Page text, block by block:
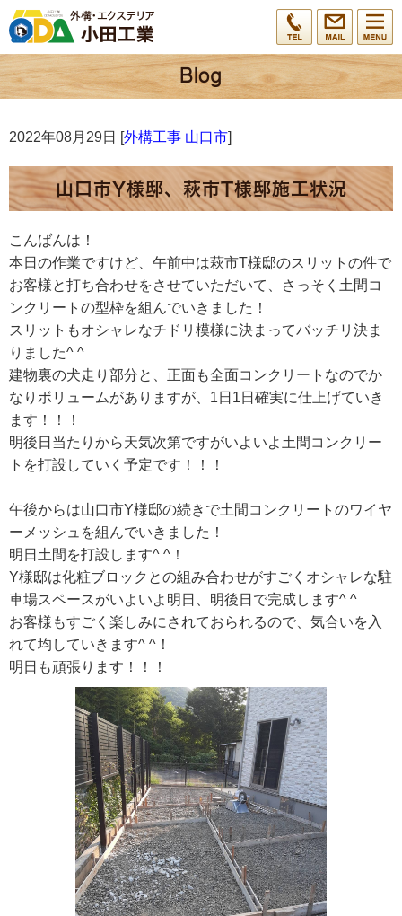
2022年08月29日 [外構工事 山口市]
山口市Y様邸、萩市T様邸施工状況
こんばんは！
本日の作業ですけど、午前中は萩市T様邸のスリットの件で
お客様と打ち合わせをさせていただいて、さっそく土間コ
ンクリートの型枠を組んでいきました！
スリットもオシャレなチドリ模様に決まってバッチリ決ま
りました^ ^
建物裏の犬走り部分と、正面も全面コンクリートなのでか
なりボリュームがありますが、1日1日確実に仕上げていき
ます！！！
明後日当たりから天気次第ですがいよいよ土間コンクリー
トを打設していく予定です！！！
午後からは山口市Y様邸の続きで土間コンクリートのワイヤ
ーメッシュを組んでいきました！
明日土間を打設します^ ^！
Y様邸は化粧ブロックとの組み合わせがすごくオシャレな駐
車場スペースがいよいよ明日、明後日で完成します^ ^
お客様もすごく楽しみにされておられるので、気合いを入
れて均していきます^ ^！
明日も頑張ります！！！